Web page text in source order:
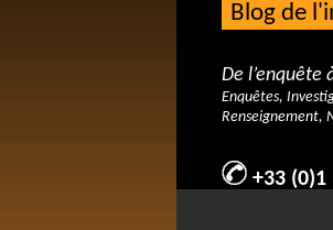
Blog de
De l’enquête
Enquêtes,
Renseignement,
+33 (0)1